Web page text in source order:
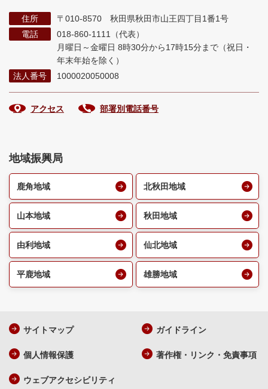
住所
〒010-8570 秋田県秋田市山王四丁目1番1号
電話
018-860-1111（代表）
月曜日～金曜日 8時30分から17時15分まで （祝日・
年末年始を除く）
法人番号
1000020050008
アクセス 部署別電話番号
地域振興局
鹿角地域 北秋田地域
山本地域 秋田地域
由利地域 仙北地域
平鹿地域 雄勝地域
サイトマップ ガイドライン
個人情報保護 著作権・リンク・免責事項
ウェブアクセシビリティ